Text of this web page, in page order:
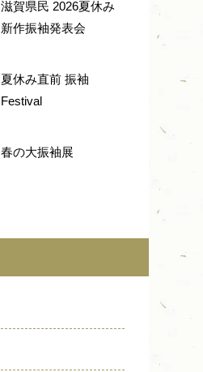
滋賀県民 2026夏休み
新作振袖発表会
夏休み直前 振袖
Festival
春の大振袖展